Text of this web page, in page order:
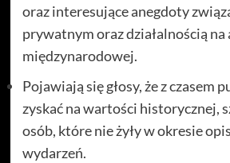
oraz interesujące anegdoty
prywatnym oraz działalnością na
międzynarodowej.
Pojawiają się głosy, że z czasem
zyskać na wartości historycznej,
osób, które nie żyły w okresie
wydarzeń.